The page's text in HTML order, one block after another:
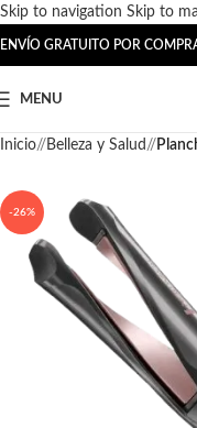
Skip to navigation Skip to
ENVÍO GRATUITO POR
MENU
Inicio/ Belleza y Salud /
-26%